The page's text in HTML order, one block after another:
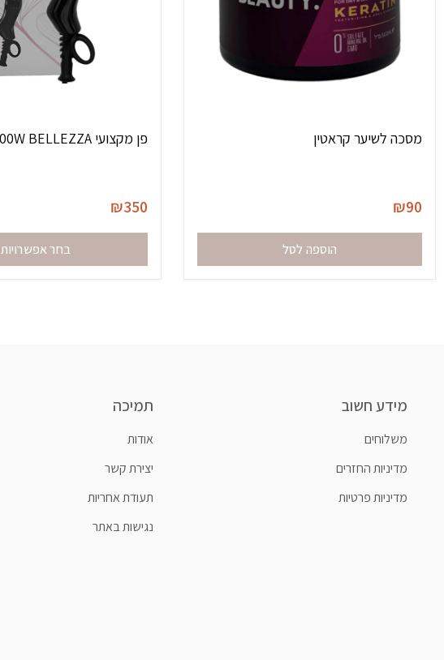
מסכה לשיער קראטין
₪90
הוספה לסל
פן מקצועי 2000W BELLEZZA
₪350
בחר אפשרויות
מידע חשוב
משלוחים
מדיניות החזרים
מדיניות פרטיות
תמיכה
אודות
יצירת קשר
תעודת אחריות
נגישות באתר